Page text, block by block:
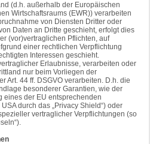
(d.h. außerhalb der Europäischen
Wirtschaftsraums (EWR)) verarbeiten
von Diensten Dritter oder
Daten an Dritte geschieht, erfolgt dies
(vor)vertraglichen Pflichten, auf
einer rechtlichen Verpflichtung
Interessen geschieht.
Erlaubnisse, verarbeiten oder
nur beim Vorliegen der
Art. 44 ff. DSGVO verarbeiten. D.h. die
besonderer Garantien, wie der
eines der EU entsprechenden
durch das „Privacy Shield“) oder
vertraglicher Verpflichtungen (so